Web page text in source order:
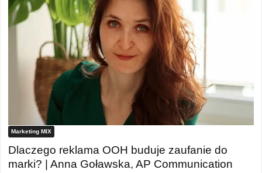
Marketing MIX
Dlaczego reklama OOH buduje zaufanie do
marki? | Anna Goławska, AP Communication